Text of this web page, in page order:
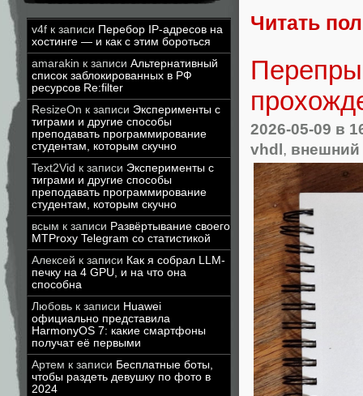
v4f к записи Перебор IP-адресов на
хостинге — и как с этим бороться
amarakin к записи Альтернативный
список заблокированных в РФ
ресурсов Re:filter
ResizeOn к записи Эксперименты с
тиграми и другие способы
преподавать программирование
студентам, которым скучно
Text2Vid к записи Эксперименты с
тиграми и другие способы
преподавать программирование
студентам, которым скучно
всым к записи Развёртывание своего
MTProxy Telegram со статистикой
Алексей к записи Как я собрал LLM-
печку на 4 GPU, и на что она
способна
Любовь к записи Huawei
официально представила
HarmonyOS 7: какие смартфоны
получат её первыми
Артем к записи Бесплатные боты,
чтобы раздеть девушку по фото в
2024
Читать
2026-05-09 в
vhdl, внешний